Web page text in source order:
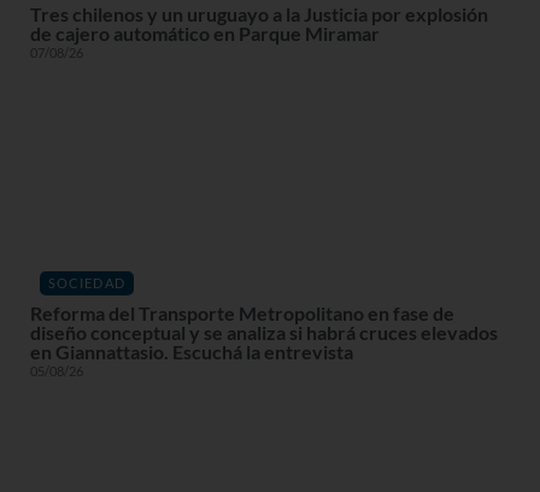
Tres chilenos y un uruguayo a la Justicia por explosión
de cajero automático en Parque Miramar
07/08/26
SOCIEDAD
Reforma del Transporte Metropolitano en fase de
diseño conceptual y se analiza si habrá cruces elevados
en Giannattasio. Escuchá la entrevista
05/08/26